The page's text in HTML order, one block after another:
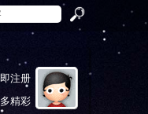
索
注册
精彩